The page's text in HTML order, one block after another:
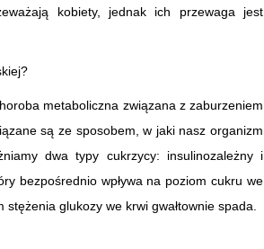
kobiety, jednak ich przewaga jest
metaboliczna związana z zaburzeniem
są ze sposobem, w jaki nasz organizm
dwa typy cukrzycy: insulinozależny i
bezpośrednio wpływa na poziom cukru we
glukozy we krwi gwałtownie spada.